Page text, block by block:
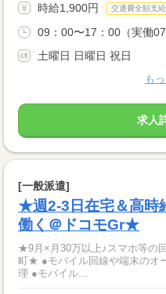
時給1,900円 交通費全額支給
09：00〜17：00（実働
土曜日 日曜日 祝日
も
求人
[一般派遣]
★週2-3日在宅＆高時
働く＠ドコモGr★
★9月×月30万以上♪スマホ等の
町★ ●モバイル回線や端末のオ
理 ●モバイル...